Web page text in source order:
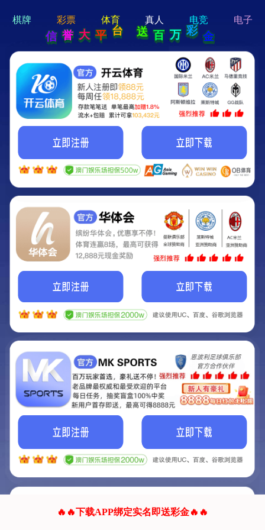
hi 💗
Hey Guys!
我们即将上线啦...
我们的网站正在建设.
它将是非常棒的网站.
联系我们!